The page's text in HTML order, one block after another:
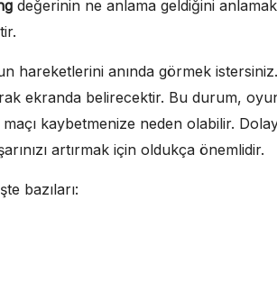
değerinin ne anlama geldiğini
hareketlerini anında görmek
ekranda belirecektir. Bu durum,
kaybetmenize neden olabilir.
artırmak için oldukça önemlidir.
bazıları: